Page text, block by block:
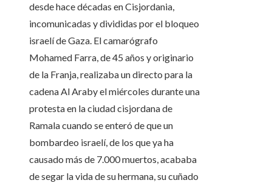
desde hace décadas en Cisjordania,
incomunicadas y divididas por el bloqueo
israelí de Gaza. El camarógrafo
Mohamed Farra, de 45 años y originario
de la Franja, realizaba un directo para la
cadena Al Araby el miércoles durante una
protesta en la ciudad cisjordana de
Ramala cuando se enteró de que un
bombardeo israelí, de los que ya ha
causado más de 7.000 muertos, acababa
de segar la vida de su hermana, su cuñado